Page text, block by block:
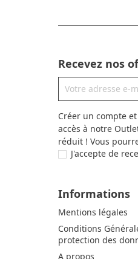
Recevez nos
Créer un compte
accès à notre
réduit ! Vous
J'accepte de
Informations
Mentions légales
Conditions
protection des
A propos